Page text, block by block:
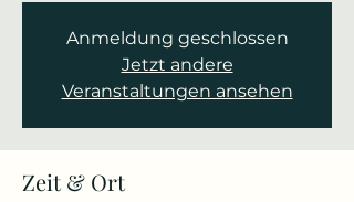
Anmeldung geschlossen
Jetzt andere
Veranstaltungen ansehen
Zeit & Ort